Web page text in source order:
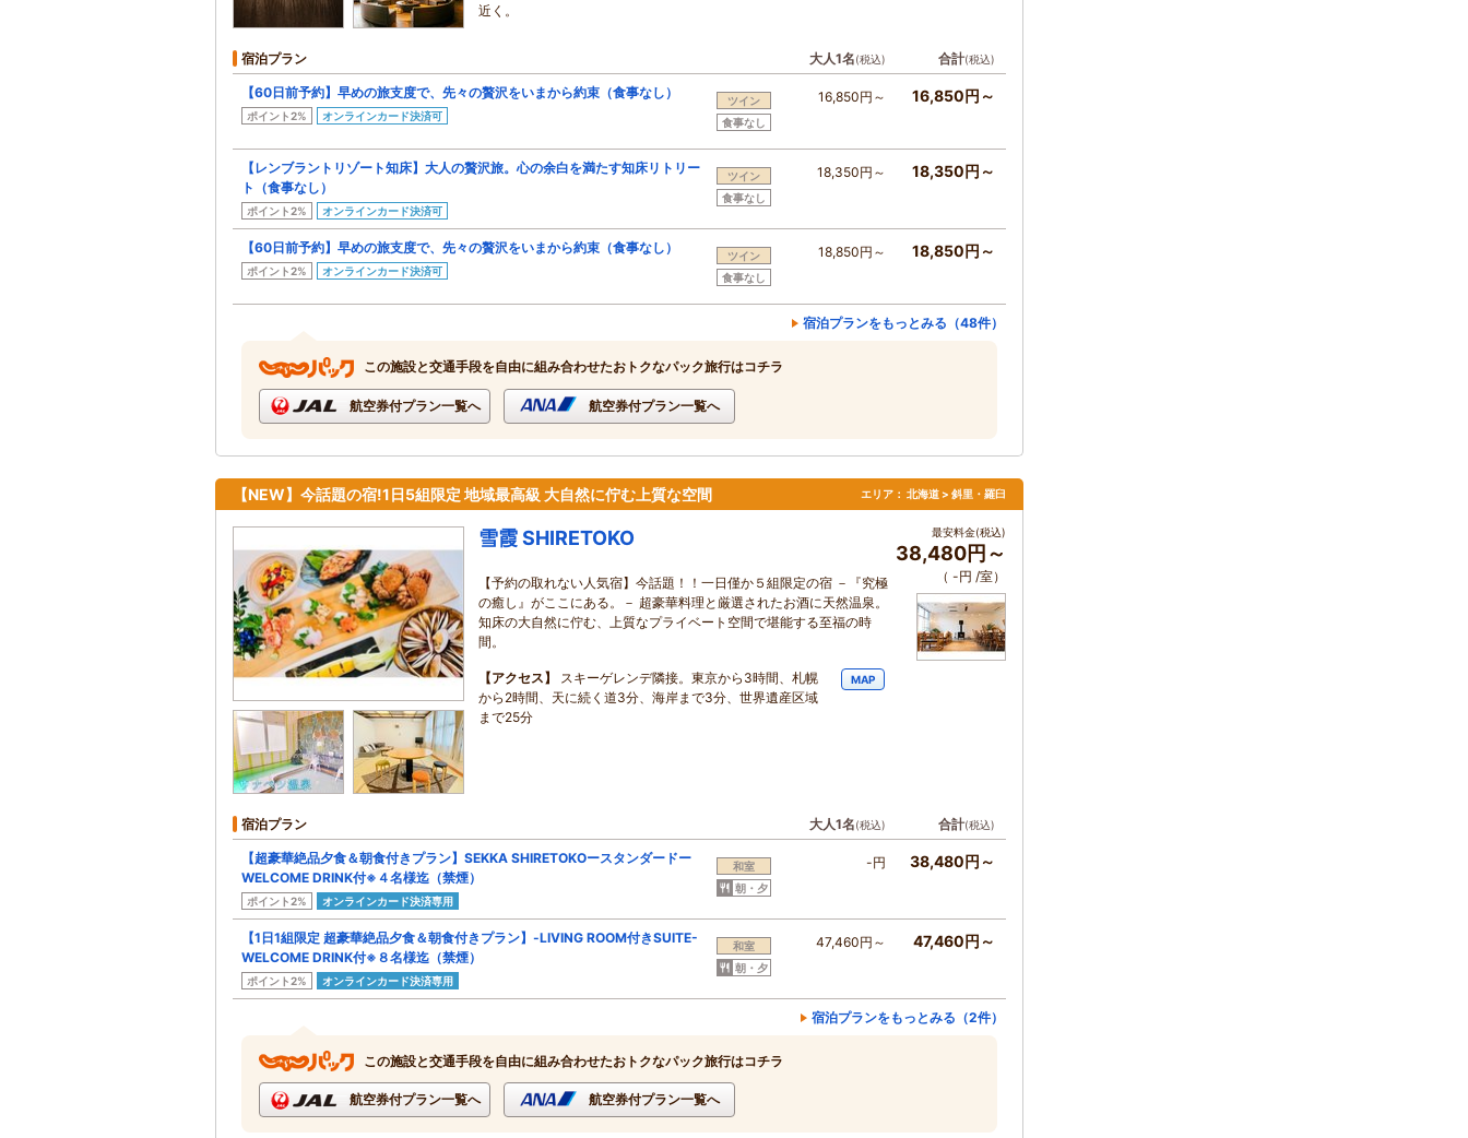
近く。
宿泊プラン 大人1名(税込) 合計(税込)
【60日前予約】早めの旅支度で、先々の贅沢をいまから約束（食事なし）
ポイント2% オンラインカード決済可
ツイン
食事なし
16,850円～ 16,850円～
【レンブラントリゾート知床】大人の贅沢旅。心の余白を満たす知床リトリー
ト（食事なし）
ポイント2% オンラインカード決済可
ツイン
食事なし
18,350円～ 18,350円～
【60日前予約】早めの旅支度で、先々の贅沢をいまから約束（食事なし）
ポイント2% オンラインカード決済可
ツイン
食事なし
18,850円～ 18,850円～
宿泊プランをもっとみる（48件）
この施設と交通手段を自由に組み合わせたおトクなパック旅行はコチラ
航空券付プラン一覧へ 航空券付プラン一覧へ
【NEW】今話題の宿!1日5組限定 地域最高級 大自然に佇む上質な空間 エリア： 北海道 > 斜里・羅臼
雪霞 SHIRETOKO
【予約の取れない人気宿】今話題！！一日僅か５組限定の宿 －『究極
の癒し』がここにある。－ 超豪華料理と厳選されたお酒に天然温泉。
知床の大自然に佇む、上質なプライベート空間で堪能する至福の時
間。
【アクセス】
スキーゲレンデ隣接。東京から3時間、札幌
から2時間、天に続く道3分、海岸まで3分、世界遺産区域
まで25分
MAP
最安料金(税込)
38,480円～
（ -円 /室）
宿泊プラン 大人1名(税込) 合計(税込)
【超豪華絶品夕食＆朝食付きプラン】SEKKA SHIRETOKOースタンダードー
WELCOME DRINK付※４名様迄（禁煙）
ポイント2% オンラインカード決済専用
和室
朝・夕
-円 38,480円～
【1日1組限定 超豪華絶品夕食＆朝食付きプラン】-LIVING ROOM付きSUITE-
WELCOME DRINK付※８名様迄（禁煙）
ポイント2% オンラインカード決済専用
和室
朝・夕
47,460円～ 47,460円～
宿泊プランをもっとみる（2件）
この施設と交通手段を自由に組み合わせたおトクなパック旅行はコチラ
航空券付プラン一覧へ 航空券付プラン一覧へ